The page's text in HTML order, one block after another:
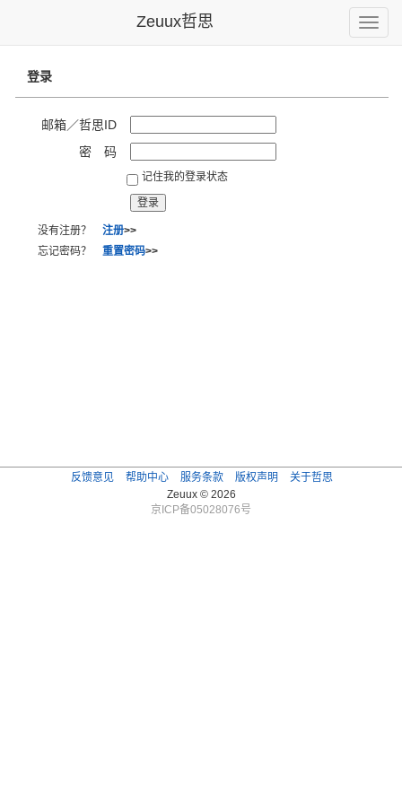
Toggle
Zeuux哲思
登录
邮箱／哲思ID
密 码
记住我的登录状态
没有注册？ 注册>>
忘记密码？ 重置密码>>
反馈意见 帮助中心 服务条款 版权声明
关于哲思
Zeuux © 2026
京ICP备05028076号